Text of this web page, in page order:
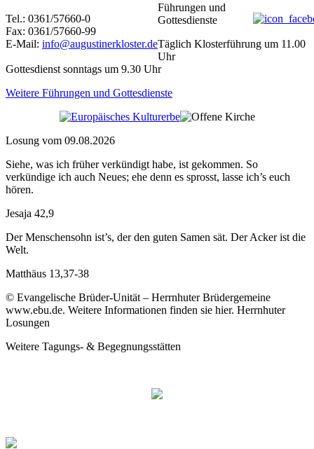
Tel.: 0361/57660-0
Fax: 0361/57660-99
E-Mail: info@augustinerkloster.de
Führungen und
Gottesdienste
Täglich Klosterführung um 11.00
Uhr
Gottesdienst sonntags um 9.30 Uhr
Weitere Führungen und Gottesdienste
Losung vom 09.08.2026
Siehe, was ich früher verkündigt habe, ist gekommen. So
verkündige ich auch Neues; ehe denn es sprosst, lasse ich’s euch
hören.
Jesaja 42,9
Der Menschensohn ist’s, der den guten Samen sät. Der Acker ist die
Welt.
Matthäus 13,37-38
© Evangelische Brüder-Unität – Herrnhuter Brüdergemeine
www.ebu.de. Weitere Informationen finden sie hier. Herrnhuter
Losungen
Weitere Tagungs- & Begegnungsstätten